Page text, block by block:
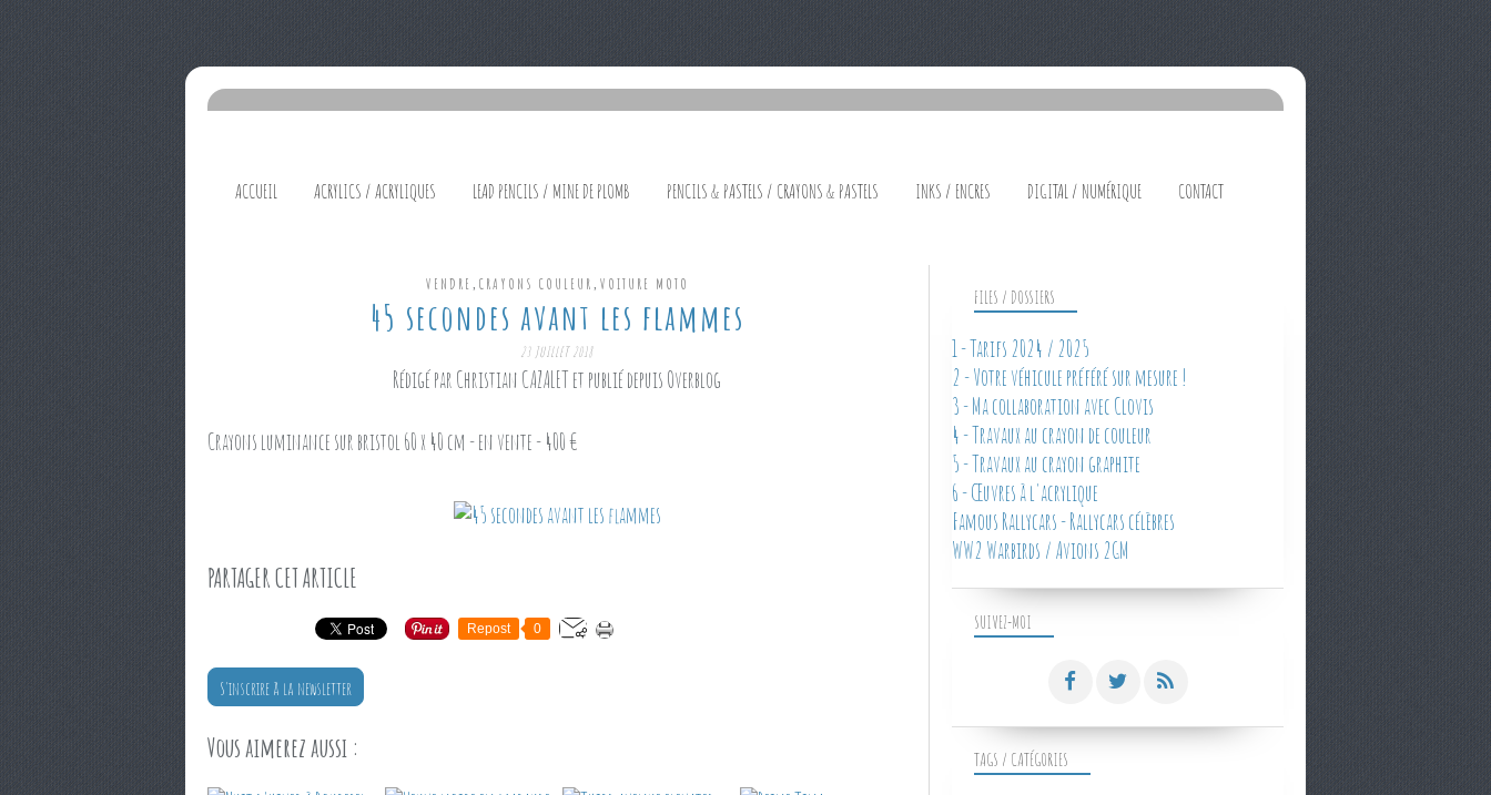
ACCUEIL ACRYLICS / ACRYLIQUES LEAD PENCILS / MINE DE PLOMB PENCILS & PASTELS / CRAYONS & PASTELS INKS / ENCRES DIGITAL / NUMÉRIQUE CONTACT
VENDRE , CRAYONS COULEUR, VOITURE MOTO
45 secondes avant les flammes
23 JUILLET 2018
Rédigé par Christian CAZALET et publié depuis Overblog
Crayons luminance sur bristol 60 x 40 cm - en vente - 400 €
PARTAGER CET ARTICLE
Repost 0
S'inscrire à la newsletter
Vous aimerez aussi :
SUIVEZ-MOI
FILES / DOSSIERS
1 - Tarifs 2024 / 2025
2 - Votre véhicule préféré sur mesure !
3 - Ma collaboration avec Clovis
4 - Travaux au crayon de couleur
5 - Travaux au crayon graphite
6 - Œuvres à l'acrylique
Famous Rallycars - Rallycars célèbres
WW2 Warbirds / Avions 2GM
TAGS / CATÉGORIES